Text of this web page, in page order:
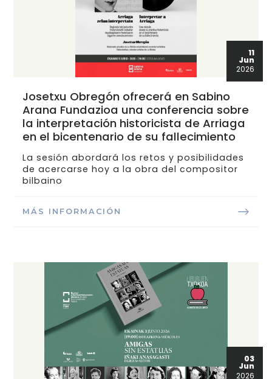
11
Jun
2026
Josetxu Obregón ofrecerá en Sabino
Arana Fundazioa una conferencia sobre
la interpretación historicista de Arriaga
en el bicentenario de su fallecimiento
La sesión abordará los retos y posibilidades
de acercarse hoy a la obra del compositor
bilbaino
MÁS INFORMACIÓN
03
Jun
2026